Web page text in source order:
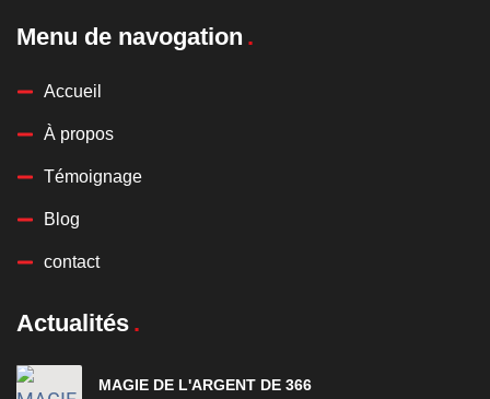
Menu de navogation
Accueil
À propos
Témoignage
Blog
contact
Actualités
MAGIE DE L'ARGENT DE 366